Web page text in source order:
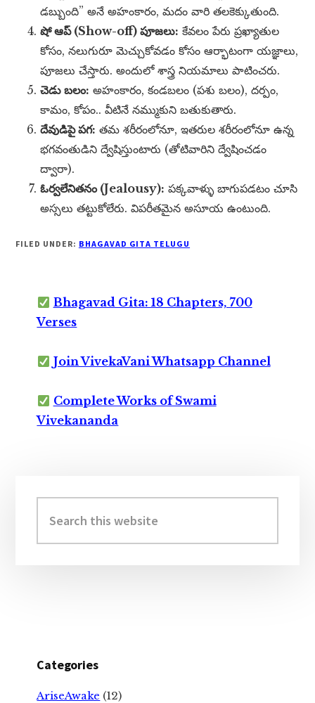
డబ్బుంది” అనే అహంకారం, మదం వారి తలకెక్కుతుంది.
షో ఆప్ (Show-off) పూజలు: కేవలం పేరు ప్రఖ్యాతుల
కోసం, నలుగురూ మెచ్చుకోవడం కోసం ఆర్భాటంగా యజ్ఞాలు,
పూజలు చేస్తారు. అందులో శాస్త్ర నియమాలు పాటించరు.
చెడు బలం: అహంకారం, కండబలం (పశు బలం), దర్పం,
కామం, కోపం.. వీటినే నమ్ముకుని బతుకుతారు.
దేవుడిపై పగ: తమ శరీరంలోనూ, ఇతరుల శరీరంలోనూ ఉన్న
భగవంతుడిని ద్వేషిస్తుంటారు (తోటివారిని ద్వేషించడం
ద్వారా).
ఓర్వలేనితనం (Jealousy): పక్కవాళ్ళు బాగుపడటం చూసి
అస్సలు తట్టుకోలేరు. విపరీతమైన అసూయ ఉంటుంది.
FILED UNDER: BHAGAVAD GITA TELUGU
Bhagavad Gita: 18 Chapters, 700
Verses
Join VivekaVani Whatsapp Channel
Complete Works of Swami
Vivekananda
Sidebar
this
website
Categories
AriseAwake (12)